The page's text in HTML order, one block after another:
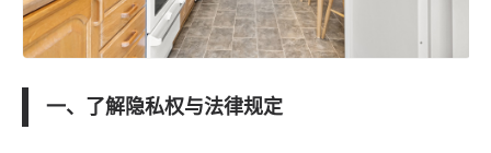
一、了解隐私权与法律规定